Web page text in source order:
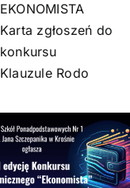
EKONOMISTA
Karta zgłoszeń do
konkursu
Klauzule Rodo